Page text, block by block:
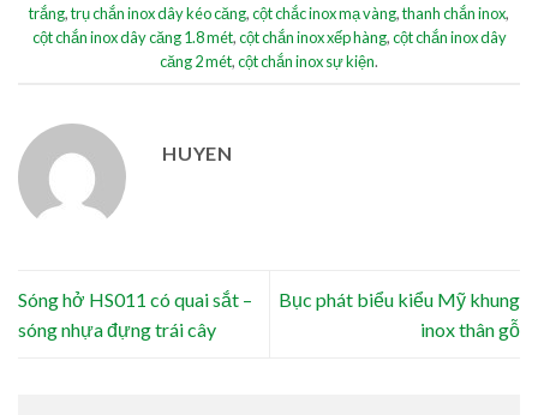
trắng,trụ chắn inox dây kéo căng,cột chắc inox mạ vàng,thanh chắn inox,
cột chắn inox dây căng 1.8 mét,cột chắn inox xếp hàng,cột chắn inox dây
căng 2 mét,cột chắn inox sự kiện.
HUYEN
Sóng hở HS011 có quai sắt –
sóng nhựa đựng trái cây
Bục phát biểu kiểu Mỹ khung
inox thân gỗ